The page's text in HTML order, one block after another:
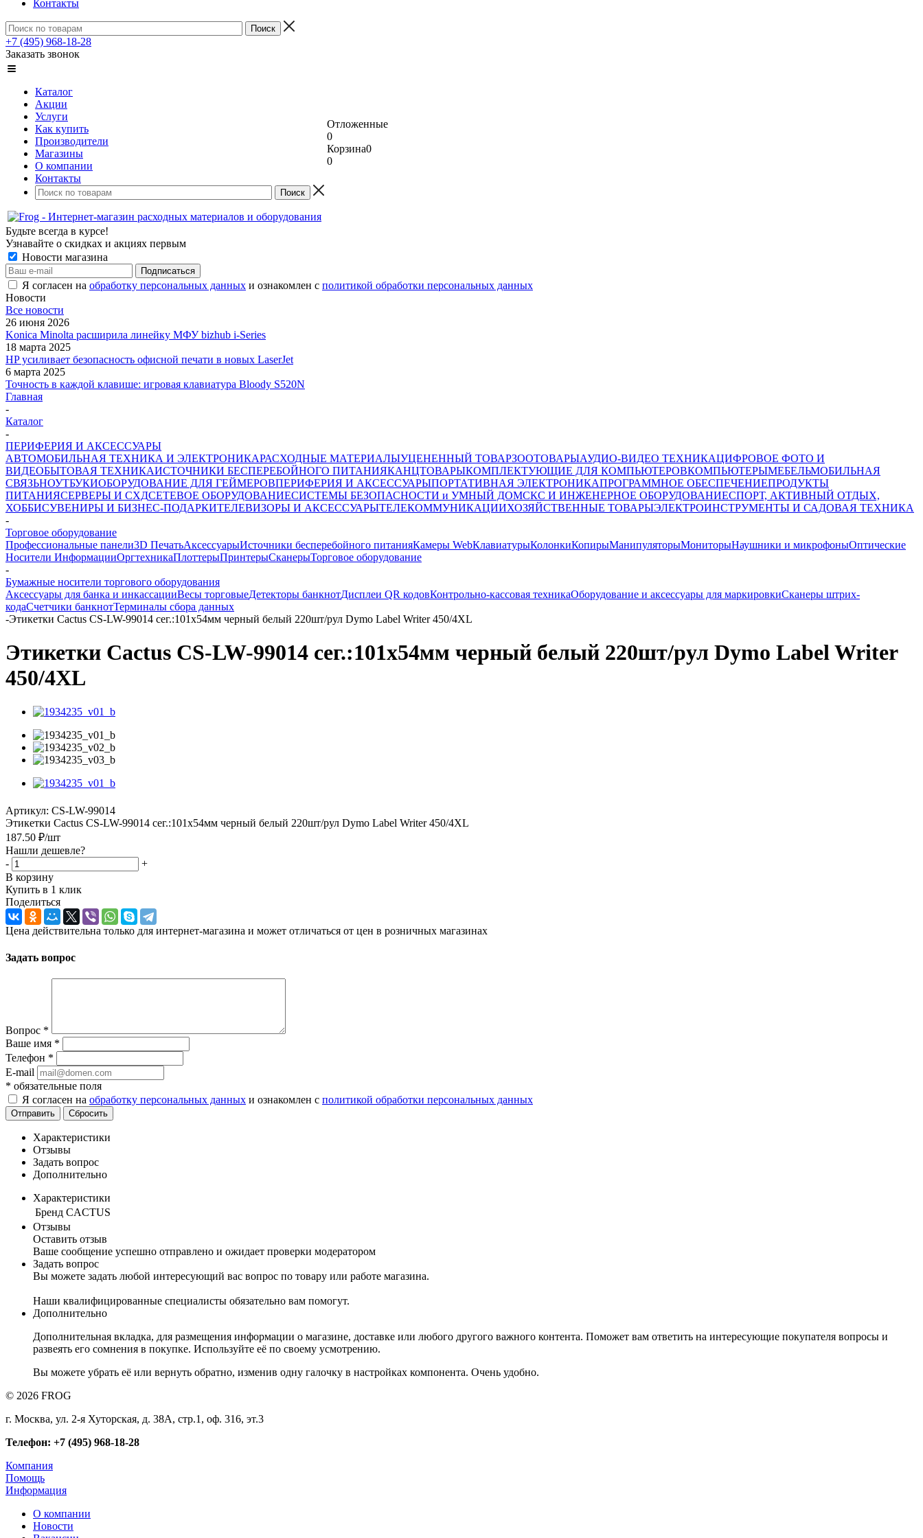
Контакты
+7 (495) 968-18-28
Заказать звонок
Каталог
Акции
Услуги
Как купить
Производители
Магазины
О компании
Контакты
Отложенные
0
Корзина0
0
Будьте всегда в курсе!
Узнавайте о скидках и акциях первым
Новости магазина
Я согласен на обработку персональных данных и ознакомлен с политикой обработки персональных данных
Новости
Все новости
26 июня 2026
Konica Minolta расширила линейку МФУ bizhub i-Series
18 марта 2025
HP усиливает безопасность офисной печати в новых LaserJet
6 марта 2025
Точность в каждой клавише: игровая клавиатура Bloody S520N
Главная
-
Каталог
-
ПЕРИФЕРИЯ И АКСЕССУАРЫ
АВТОМОБИЛЬНАЯ ТЕХНИКА И ЭЛЕКТРОНИКАРАСХОДНЫЕ МАТЕРИАЛЫУЦЕНЕННЫЙ ТОВАРЗООТОВАРЫАУДИО-ВИДЕО ТЕХНИКАЦИФРОВОЕ ФОТО И
ВИДЕОБЫТОВАЯ ТЕХНИКАИСТОЧНИКИ БЕСПЕРЕБОЙНОГО ПИТАНИЯКАНЦТОВАРЫКОМПЛЕКТУЮЩИЕ ДЛЯ КОМПЬЮТЕРОВКОМПЬЮТЕРЫМЕБЕЛЬМОБИЛЬНАЯ
СВЯЗЬНОУТБУКИОБОРУДОВАНИЕ ДЛЯ ГЕЙМЕРОВПЕРИФЕРИЯ И АКСЕССУАРЫПОРТАТИВНАЯ ЭЛЕКТРОНИКАПРОГРАММНОЕ ОБЕСПЕЧЕНИЕПРОДУКТЫ
ПИТАНИЯСЕРВЕРЫ И СХДСЕТЕВОЕ ОБОРУДОВАНИЕСИСТЕМЫ БЕЗОПАСНОСТИ и УМНЫЙ ДОМСКС И ИНЖЕНЕРНОЕ ОБОРУДОВАНИЕСПОРТ, АКТИВНЫЙ ОТДЫХ,
ХОББИСУВЕНИРЫ И БИЗНЕС-ПОДАРКИТЕЛЕВИЗОРЫ И АКСЕССУАРЫТЕЛЕКОММУНИКАЦИИХОЗЯЙСТВЕННЫЕ ТОВАРЫЭЛЕКТРОИНСТРУМЕНТЫ И САДОВАЯ ТЕХНИКА
-
Торговое оборудование
Профессиональные панели3D ПечатьАксессуарыИсточники бесперебойного питанияКамеры WebКлавиатурыКолонкиКопирыМанипуляторыМониторыНаушники и микрофоныОптические
Носители ИнформацииОргтехникаПлоттерыПринтерыСканерыТорговое оборудование
-
Бумажные носители торгового оборудования
Аксессуары для банка и инкассацииВесы торговыеДетекторы банкнотДисплеи QR кодовКонтрольно-кассовая техникаОборудование и аксессуары для маркировкиСканеры штрих-
кодаСчетчики банкнотТерминалы сбора данных
-Этикетки Cactus CS-LW-99014 сег.:101x54мм черный белый 220шт/рул Dymo Label Writer 450/4XL
Этикетки Cactus CS-LW-99014 сег.:101x54мм черный белый 220шт/рул Dymo Label Writer
450/4XL
Артикул: CS-LW-99014
Этикетки Cactus CS-LW-99014 сег.:101x54мм черный белый 220шт/рул Dymo Label Writer 450/4XL
187.50 ₽/шт
Нашли дешевле?
-
+
В корзину
Купить в 1 клик
Поделиться
Цена действительна только для интернет-магазина и может отличаться от цен в розничных магазинах
Задать вопрос
Вопрос *
Ваше имя *
Телефон *
E-mail
* обязательные поля
Я согласен на обработку персональных данных и ознакомлен с политикой обработки персональных данных
Отправить Сбросить
Характеристики
Отзывы
Задать вопрос
Дополнительно
Характеристики
Бренд CACTUS
Отзывы
Оставить отзыв
Ваше сообщение успешно отправлено и ожидает проверки модератором
Задать вопрос
Вы можете задать любой интересующий вас вопрос по товару или работе магазина.
Наши квалифицированные специалисты обязательно вам помогут.
Дополнительно
Дополнительная вкладка, для размещения информации о магазине, доставке или любого другого важного контента. Поможет вам ответить на интересующие покупателя вопросы и
развеять его сомнения в покупке. Используйте её по своему усмотрению.
Вы можете убрать её или вернуть обратно, изменив одну галочку в настройках компонента. Очень удобно.
© 2026 FROG
г. Москва, ул. 2-я Хуторская, д. 38А, стр.1, оф. 316, эт.3
Телефон: +7 (495) 968-18-28
Компания
Помощь
Информация
О компании
Новости